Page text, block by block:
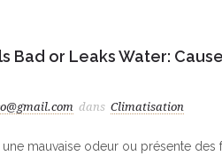
Bad or Leaks Water:
dans Climatisation
mauvaise odeur ou présente des